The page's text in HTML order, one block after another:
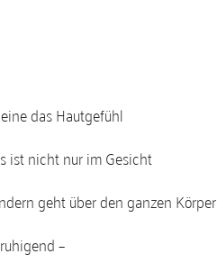
das Hautgefühl
ist nicht nur im Gesicht
geht über den ganzen Körper
–